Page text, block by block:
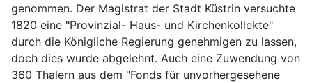
genommen. Der Magistrat der Stadt Küstrin versuchte
1820 eine "Provinzial- Haus- und Kirchenkollekte"
durch die Königliche Regierung genehmigen zu lassen,
doch dies wurde abgelehnt. Auch eine Zuwendung von
360 Thalern aus dem "Fonds für unvorhergesehene